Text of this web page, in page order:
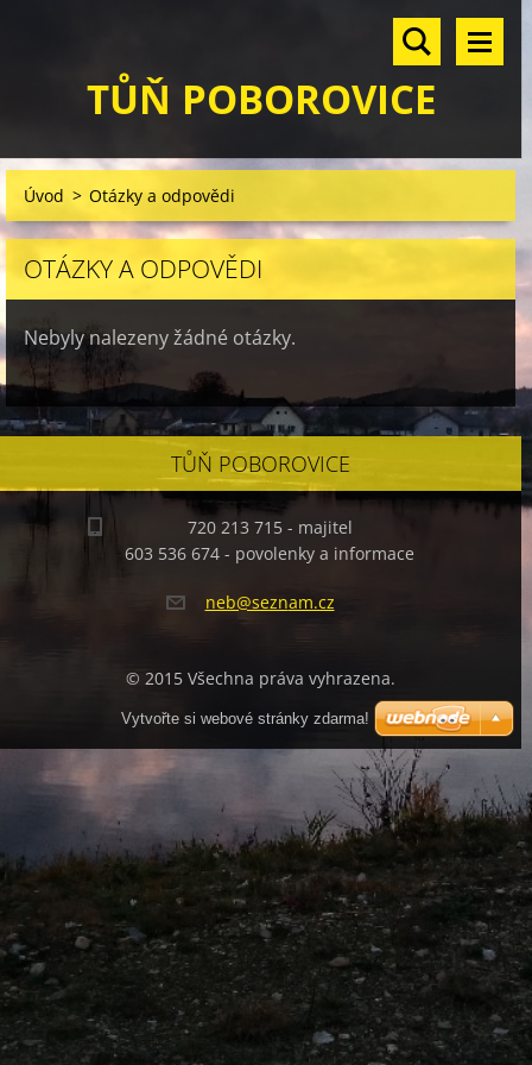
TŮŇ POBOROVICE
Úvod > Otázky a odpovědi
OTÁZKY A ODPOVĚDI
Nebyly nalezeny žádné otázky.
TŮŇ POBOROVICE
720 213 715 - majitel
603 536 674 - povolenky a informace
neb@seznam.cz
© 2015 Všechna práva vyhrazena.
Vytvořte si webové stránky zdarma!